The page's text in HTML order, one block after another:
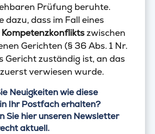
Prüfung beruhte.
dazu, dass im Fall eines
Kompetenzkonfliktszwischen
Gerichten (§ 36 Abs. 1 Nr.
Gericht zuständig ist, an das
verwiesen wurde.
Neuigkeiten wie diese
Ihr Postfach erhalten?
Sie hier unseren Newsletter
aktuell.